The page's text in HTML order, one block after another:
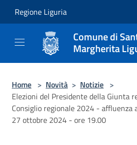
Regione Liguria
Comune di
Margherita
Home > Novità > Notizie >
Elezioni del Presidente della Giunta
Consiglio regionale 2024 - affluenza
27 ottobre 2024 - ore 19.00